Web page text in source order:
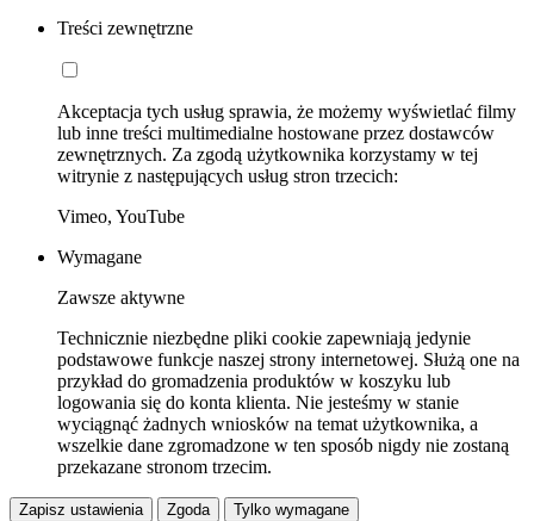
Treści zewnętrzne
Akceptacja tych usług sprawia, że możemy wyświetlać filmy
lub inne treści multimedialne hostowane przez dostawców
zewnętrznych. Za zgodą użytkownika korzystamy w tej
witrynie z następujących usług stron trzecich:
Vimeo, YouTube
Wymagane
Zawsze aktywne
Technicznie niezbędne pliki cookie zapewniają jedynie
podstawowe funkcje naszej strony internetowej. Służą one na
przykład do gromadzenia produktów w koszyku lub
logowania się do konta klienta. Nie jesteśmy w stanie
wyciągnąć żadnych wniosków na temat użytkownika, a
wszelkie dane zgromadzone w ten sposób nigdy nie zostaną
przekazane stronom trzecim.
Zapisz ustawienia Zgoda Tylko wymagane